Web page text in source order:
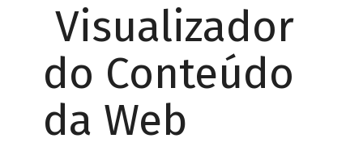
Visualizador
do Conteúdo
da Web